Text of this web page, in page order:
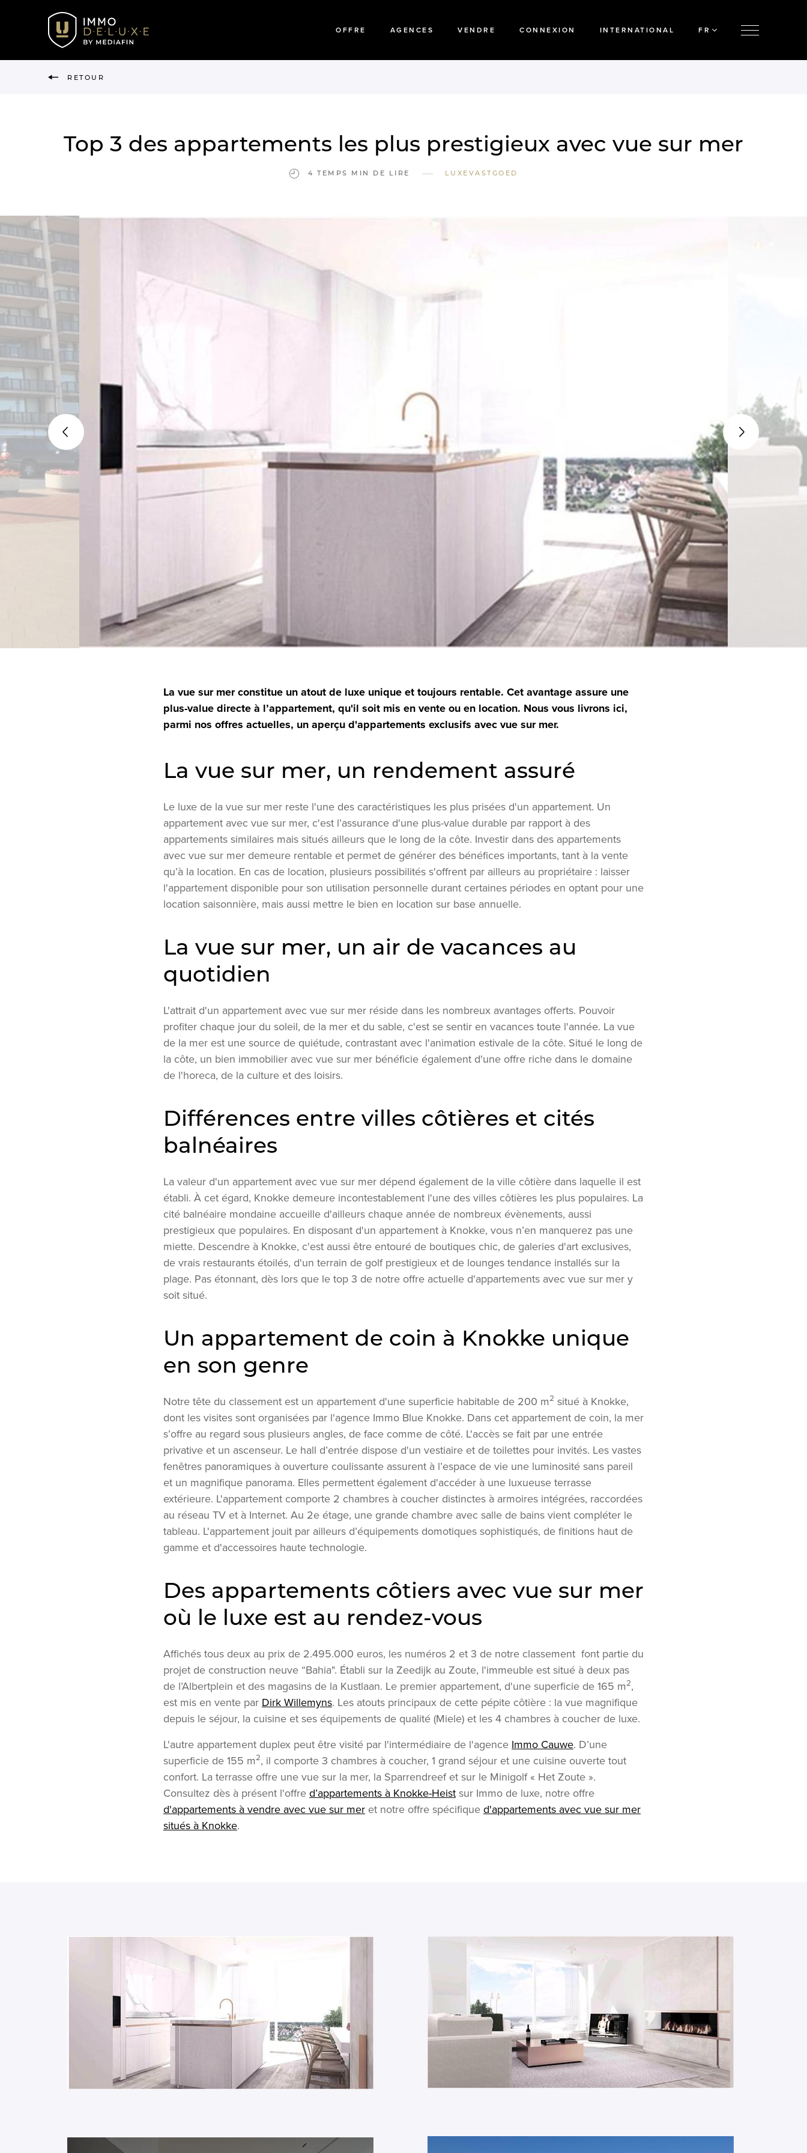
OFFRE AGENCES VENDRE CONNEXION INTERNATIONAL FR
RETOUR
Top 3 des appartements les plus prestigieux avec vue sur mer
4 TEMPS MIN DE LIRE — LUXEVASTGOED
La vue sur mer constitue un atout de luxe unique et toujours rentable. Cet avantage assure une
plus-value directe à l’appartement, qu'il soit mis en vente ou en location. Nous vous livrons ici,
parmi nos offres actuelles, un aperçu d'appartements exclusifs avec vue sur mer.
La vue sur mer, un rendement assuré
Le luxe de la vue sur mer reste l'une des caractéristiques les plus prisées d'un appartement. Un
appartement avec vue sur mer, c'est l’assurance d'une plus-value durable par rapport à des
appartements similaires mais situés ailleurs que le long de la côte. Investir dans des appartements
avec vue sur mer demeure rentable et permet de générer des bénéfices importants, tant à la vente
qu’à la location. En cas de location, plusieurs possibilités s'offrent par ailleurs au propriétaire : laisser
l'appartement disponible pour son utilisation personnelle durant certaines périodes en optant pour une
location saisonnière, mais aussi mettre le bien en location sur base annuelle.
La vue sur mer, un air de vacances au
quotidien
L'attrait d'un appartement avec vue sur mer réside dans les nombreux avantages offerts. Pouvoir
profiter chaque jour du soleil, de la mer et du sable, c'est se sentir en vacances toute l'année. La vue
de la mer est une source de quiétude, contrastant avec l'animation estivale de la côte. Situé le long de
la côte, un bien immobilier avec vue sur mer bénéficie également d'une offre riche dans le domaine
de l'horeca, de la culture et des loisirs.
Différences entre villes côtières et cités
balnéaires
La valeur d'un appartement avec vue sur mer dépend également de la ville côtière dans laquelle il est
établi. À cet égard, Knokke demeure incontestablement l'une des villes côtières les plus populaires. La
cité balnéaire mondaine accueille d'ailleurs chaque année de nombreux évènements, aussi
prestigieux que populaires. En disposant d'un appartement à Knokke, vous n’en manquerez pas une
miette. Descendre à Knokke, c'est aussi être entouré de boutiques chic, de galeries d'art exclusives,
de vrais restaurants étoilés, d'un terrain de golf prestigieux et de lounges tendance installés sur la
plage. Pas étonnant, dès lors que le top 3 de notre offre actuelle d'appartements avec vue sur mer y
soit situé.
Un appartement de coin à Knokke unique
en son genre
Notre tête du classement est un appartement d'une superficie habitable de 200 m2 situé à Knokke,
dont les visites sont organisées par l'agence Immo Blue Knokke. Dans cet appartement de coin, la mer
s’offre au regard sous plusieurs angles, de face comme de côté. L'accès se fait par une entrée
privative et un ascenseur. Le hall d’entrée dispose d'un vestiaire et de toilettes pour invités. Les vastes
fenêtres panoramiques à ouverture coulissante assurent à l’espace de vie une luminosité sans pareil
et un magnifique panorama. Elles permettent également d'accéder à une luxueuse terrasse
extérieure. L'appartement comporte 2 chambres à coucher distinctes à armoires intégrées, raccordées
au réseau TV et à Internet. Au 2e étage, une grande chambre avec salle de bains vient compléter le
tableau. L'appartement jouit par ailleurs d’équipements domotiques sophistiqués, de finitions haut de
gamme et d'accessoires haute technologie.
Des appartements côtiers avec vue sur mer
où le luxe est au rendez-vous
Affichés tous deux au prix de 2.495.000 euros, les numéros 2 et 3 de notre classement font partie du
projet de construction neuve “Bahia". Établi sur la Zeedijk au Zoute, l'immeuble est situé à deux pas
de l’Albertplein et des magasins de la Kustlaan. Le premier appartement, d'une superficie de 165 m2,
est mis en vente par Dirk Willemyns. Les atouts principaux de cette pépite côtière : la vue magnifique
depuis le séjour, la cuisine et ses équipements de qualité (Miele) et les 4 chambres à coucher de luxe.
L'autre appartement duplex peut être visité par l'intermédiaire de l'agence Immo Cauwe. D’une
superficie de 155 m2, il comporte 3 chambres à coucher, 1 grand séjour et une cuisine ouverte tout
confort. La terrasse offre une vue sur la mer, la Sparrendreef et sur le Minigolf « Het Zoute ».
Consultez dès à présent l'offre d’appartements à Knokke-Heist sur Immo de luxe, notre offre
d'appartements à vendre avec vue sur mer et notre offre spécifique d'appartements avec vue sur mer
situés à Knokke.